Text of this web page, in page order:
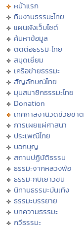
หน้าแรก
ทีมงานธรรมะไทย
แผนผังเว็บไซต์
ค้นหาข้อมูล
ติดต่อธรรมะไทย
สมุดเยี่ยม
เครือข่ายธรรมะ
สัญลักษณ์ไทย
มุมสมาชิกธรรมะไทย
Donation
เทศกาลงานวัดช่วยชาติ
การเผยแผ่ศาสนา
ประเพณีไทย
บอกบุญ
สถานปฏิบัติธรรม
ธรรมะจากหลวงพ่อ
ธรรมะกับเยาวชน
นิทานธรรมะบันเทิง
ธรรมะบรรยาย
บทความธรรมะ
กวีธรรมะ